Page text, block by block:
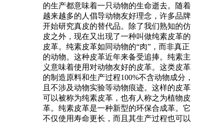
的生产都意味着一只动物的生命逝去。随着
越来越多的人倡导动物友好理念，许多品牌
开始研究真皮的替代品。除了我们熟知的仿
皮之外，现在又出现了一种叫做纯素皮革的
皮革。纯素皮革如同动物的“肉”，而非真正
的动物。这种皮革近年来备受追捧。纯素主
义意味着使用对动物友好的皮革。这类皮革
的制造原料和生产过程100%不含动物成分，
且不涉及动物实验等动物痕迹。这样的皮革
可以被称为纯素皮革，也有人称之为植物皮
革。纯素皮革是一种新型的环保合成革。它
不仅使用寿命更长，而且其生产过程也可以